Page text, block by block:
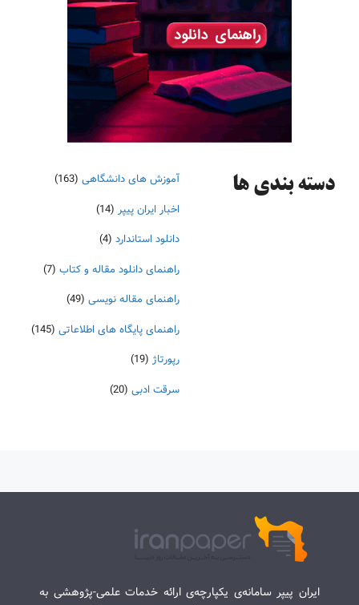
دسته‌ بندی ها آموزش های دانشگاهی (163)
اخبار ایران پیپر (14)
دانلود استاندارد (4)
راهنمای دانلود مقاله و کتاب (7)
راهنمای مقاله نویسی (49)
راهنمای پایگاه های اطلاعاتی (145)
رپورتاژ (19)
سرقت ادبی (20)
ایران پیپر سامانه‌ی یکپارچه‌ی ارائه خدمات علمی-پژوهشی به